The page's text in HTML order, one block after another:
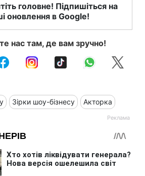
головне! Підпишіться на
оновлення в Google!
нас там, де вам зручно!
Зірки шоу-бізнесу Акторка